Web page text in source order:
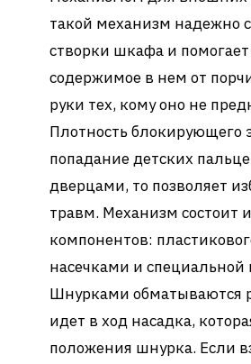
такой механизм надежно
створки шкафа и помогает
содержимое в нем от
руки тех, кому оно не
Плотность блокирующего
попадание детских
дверцами, то позволяет
травм. Механизм состоит
компонентов:
насечками и специальной
Шнурками обматываются
идет в ход насадка,
положения шнурка. Если